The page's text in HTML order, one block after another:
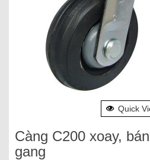
Quick
Càng C200 xoay,
gang